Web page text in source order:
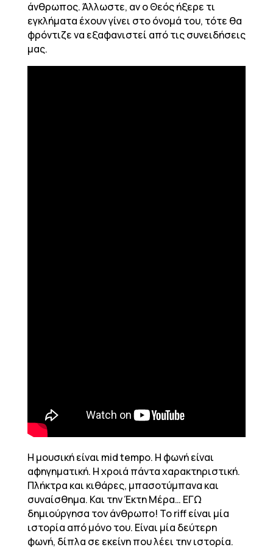
άνθρωπος. Άλλωστε, αν ο Θεός ήξερε τι
εγκλήματα έχουν γίνει στο όνομά του, τότε θα
φρόντιζε να εξαφανιστεί από τις συνειδήσεις
μας.
Η μουσική είναι mid tempo. Η φωνή είναι
αφηγηματική. Η χροιά πάντα χαρακτηριστική.
Πλήκτρα και κιθάρες, μπασοτύμπανα και
συναίσθημα. Και την Έκτη Μέρα… ΕΓΩ
δημιούργησα τον άνθρωπο! Το riff είναι μία
ιστορία από μόνο του. Είναι μία δεύτερη
φωνή, δίπλα σε εκείνη που λέει την ιστορία.